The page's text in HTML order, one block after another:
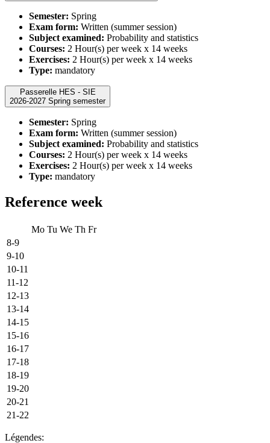
Semester: Spring
Exam form: Written (summer session)
Subject examined: Probability and statistics
Courses: 2 Hour(s) per week x 14 weeks
Exercises: 2 Hour(s) per week x 14 weeks
Type: mandatory
Passerelle HES - SIE
2026-2027 Spring semester
Semester: Spring
Exam form: Written (summer session)
Subject examined: Probability and statistics
Courses: 2 Hour(s) per week x 14 weeks
Exercises: 2 Hour(s) per week x 14 weeks
Type: mandatory
Reference week
Mo Tu We Th Fr
8-9
9-10
10-11
11-12
12-13
13-14
14-15
15-16
16-17
17-18
18-19
19-20
20-21
21-22
Légendes: